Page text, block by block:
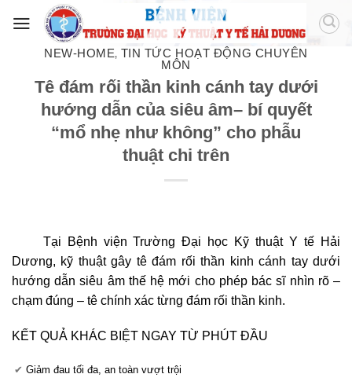
NEW-HOME, TIN TỨC HOẠT ĐỘNG CHUYÊN
MÔN
Tê đám rối thần kinh cánh tay dưới
hướng dẫn của siêu âm– bí quyết
“mổ nhẹ như không” cho phẫu
thuật chi trên
Tại Bệnh viện Trường Đại học Kỹ thuật Y tế Hải
Dương, kỹ thuật gây tê đám rối thần kinh cánh tay dưới
hướng dẫn siêu âm thế hệ mới cho phép bác sĩ nhìn rõ –
chạm đúng – tê chính xác từng đám rối thần kinh.
KẾT QUẢ KHÁC BIỆT NGAY TỪ PHÚT ĐẦU
Giảm đau tối đa, an toàn vượt trội